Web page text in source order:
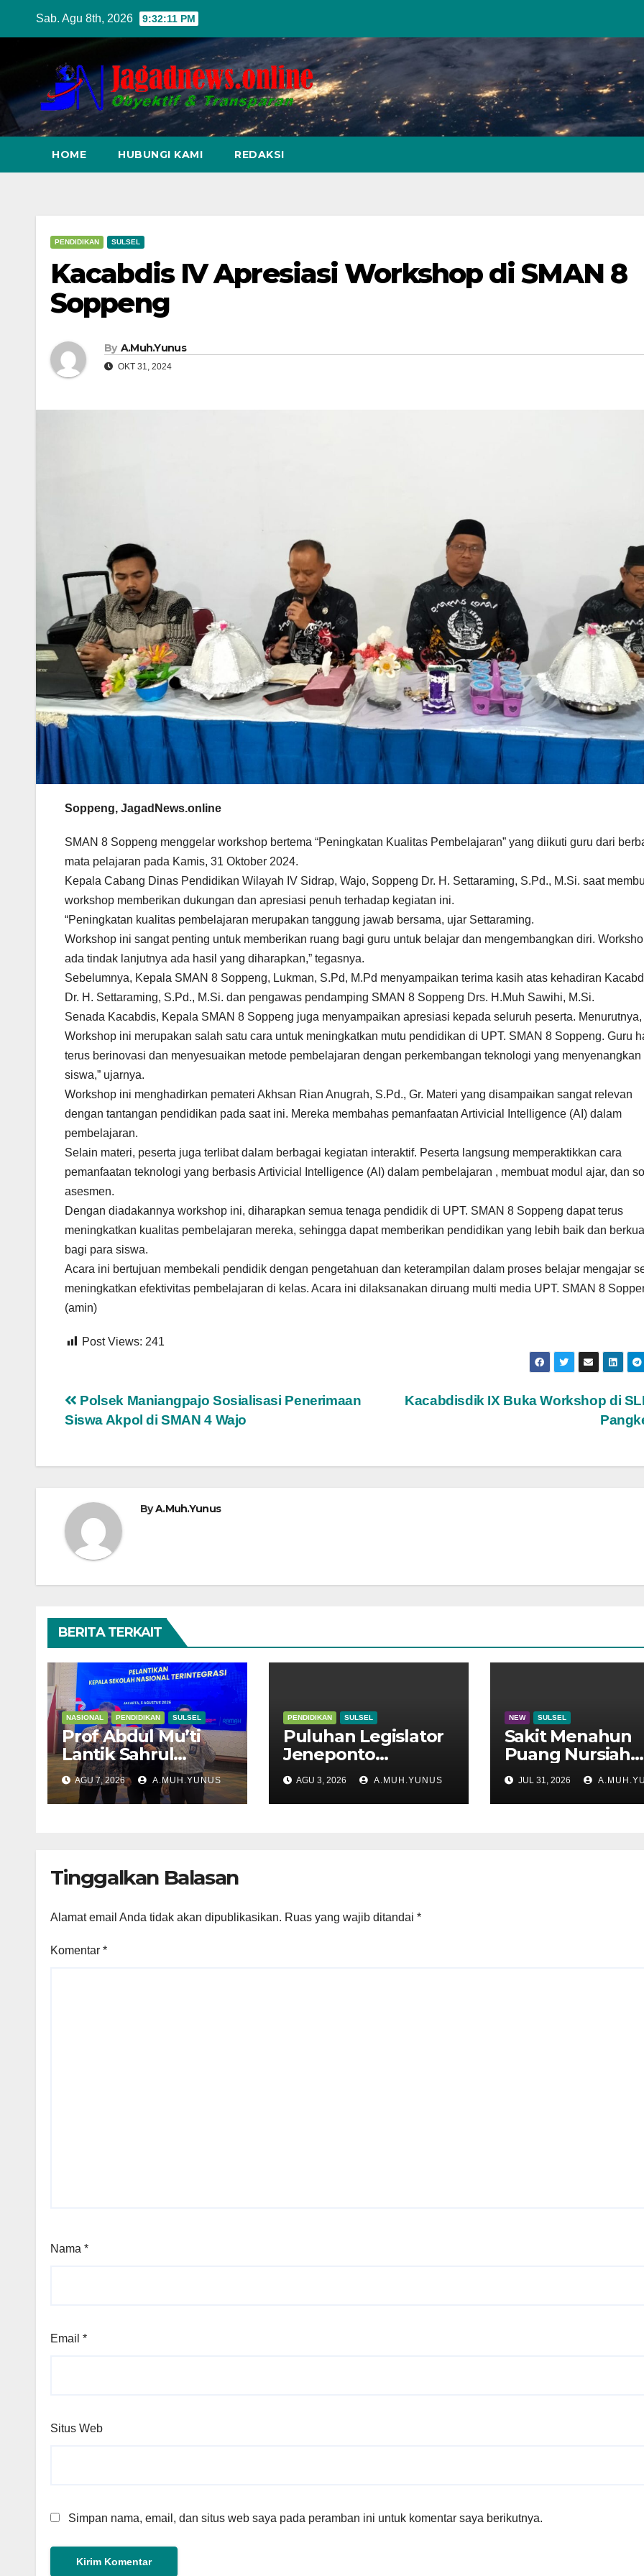
Sab. Agu 8th, 2026 9:32:12 PM
HOME HUBUNGI KAMI REDAKSI
PENDIDIKAN SULSEL
Kacabdis IV Apresiasi Workshop di SMAN 8
Soppeng
By A.Muh.Yunus
OKT 31, 2024
Soppeng, JagadNews.online
SMAN 8 Soppeng menggelar workshop bertema “Peningkatan Kualitas Pembelajaran” yang diikuti guru dari
mata pelajaran pada Kamis, 31 Oktober 2024.
Kepala Cabang Dinas Pendidikan Wilayah IV Sidrap, Wajo, Soppeng Dr. H. Settaraming, S.Pd., M.Si. saat
workshop memberikan dukungan dan apresiasi penuh terhadap kegiatan ini.
“Peningkatan kualitas pembelajaran merupakan tanggung jawab bersama, ujar Settaraming.
Workshop ini sangat penting untuk memberikan ruang bagi guru untuk belajar dan mengembangkan diri.
ada tindak lanjutnya ada hasil yang diharapkan,” tegasnya.
Sebelumnya, Kepala SMAN 8 Soppeng, Lukman, S.Pd, M.Pd menyampaikan terima kasih atas kehadiran
Dr. H. Settaraming, S.Pd., M.Si. dan pengawas pendamping SMAN 8 Soppeng Drs. H.Muh Sawihi, M.Si.
Senada Kacabdis, Kepala SMAN 8 Soppeng juga menyampaikan apresiasi kepada seluruh peserta. Menurutnya,
Workshop ini merupakan salah satu cara untuk meningkatkan mutu pendidikan di UPT. SMAN 8 Soppeng. Guru
terus berinovasi dan menyesuaikan metode pembelajaran dengan perkembangan teknologi yang menyenangkan
siswa,” ujarnya.
Workshop ini menghadirkan pemateri Akhsan Rian Anugrah, S.Pd., Gr. Materi yang disampaikan sangat relevan
dengan tantangan pendidikan pada saat ini. Mereka membahas pemanfaatan Artivicial Intelligence (AI) dalam
pembelajaran.
Selain materi, peserta juga terlibat dalam berbagai kegiatan interaktif. Peserta langsung memperaktikkan cara
pemanfaatan teknologi yang berbasis Artivicial Intelligence (AI) dalam pembelajaran , membuat modul ajar, dan
asesmen.
Dengan diadakannya workshop ini, diharapkan semua tenaga pendidik di UPT. SMAN 8 Soppeng dapat terus
meningkatkan kualitas pembelajaran mereka, sehingga dapat memberikan pendidikan yang lebih baik dan
bagi para siswa.
Acara ini bertujuan membekali pendidik dengan pengetahuan dan keterampilan dalam proses belajar mengajar
meningkatkan efektivitas pembelajaran di kelas. Acara ini dilaksanakan diruang multi media UPT. SMAN 8
(amin)
Post Views: 241
Navigasi
Kacabdisdik IX Buka Workshop di
Polsek Maniangpajo Sosialisasi Penerimaan
Siswa Akpol di SMAN 4 Wajo
ByA.Muh.Yunus
BERITA TERKAIT
NASIONAL PENDIDIKAN SULSEL
Prof Abdul Mu’ti
Lantik Sahrul
Kepala SNT 9 Gowa
AGU 7, 2026 A.MUH.YUNUS
PENDIDIKAN SULSEL
Puluhan Legislator
Jeneponto
Mengadu di Disdik
Sulsel
AGU 3, 2026 A.MUH.YUNUS
NEW SULSEL
Sakit Menahun
Puang Nursiah
Hembuskan
Terakhir
JUL 31, 2026
Tinggalkan Balasan
Alamat email Anda tidak akan dipublikasikan. Ruas yang wajib ditandai *
Komentar *
Nama *
Email *
Situs Web
Simpan nama, email, dan situs web saya pada peramban ini untuk komentar saya berikutnya.